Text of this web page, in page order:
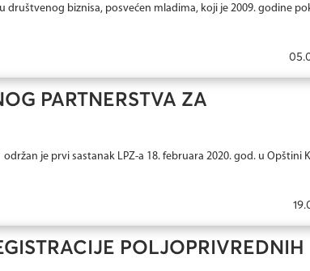
društvenog biznisa, posvećen mladima, koji je 2009. godine
PARTNERSTVA ZA
je prvi sastanak LPZ-a 18. februara 2020. god. u Opštini
POLJOPRIVREDNIH